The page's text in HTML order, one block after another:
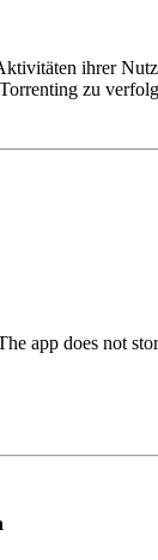
ihrer
zu
app does not